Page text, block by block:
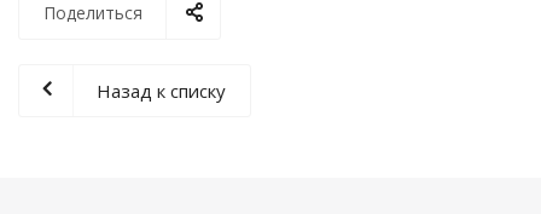
Поделиться
Назад к списку